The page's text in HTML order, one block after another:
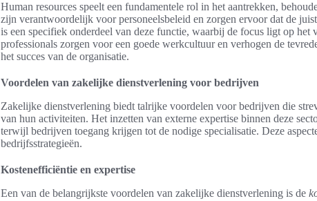
Human resources speelt een fundamentele rol in het aantrekken,
zijn verantwoordelijk voor personeelsbeleid en zorgen ervoor dat de
is een specifiek onderdeel van deze functie, waarbij de focus ligt op het
professionals zorgen voor een goede werkcultuur en verhogen de
het succes van de organisatie.
Voordelen van zakelijke dienstverlening voor bedrijven
Zakelijke dienstverlening biedt talrijke voordelen voor bedrijven die
van hun activiteiten. Het inzetten van externe expertise binnen deze
terwijl bedrijven toegang krijgen tot de nodige specialisatie. Deze
bedrijfsstrategieën.
Kostenefficiëntie en expertise
Een van de belangrijkste voordelen van zakelijke dienstverlening is de